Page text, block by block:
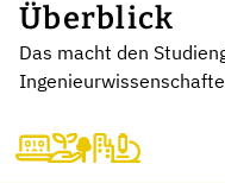
Überblick
Das macht den